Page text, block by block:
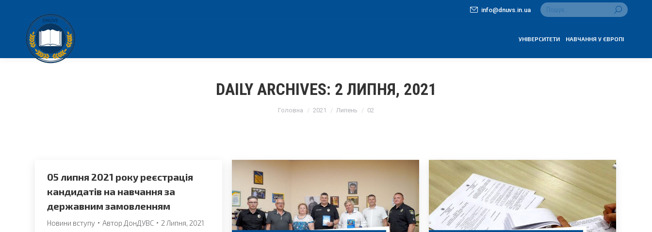
info@dnuvs.in.ua Search:
УНІВЕРСИТЕТИ НАВЧАННЯ У ЄВРОПІ
DAILY ARCHIVES: 2 ЛИПНЯ, 2021
Головна 2021 Липень 02
05 липня 2021 року реєстрація
кандидатів на навчання за
державним замовленням
Новини вступу Автор ДонДУВС 2 Липня, 2021